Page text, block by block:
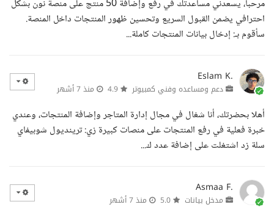
مرحبا، يسعدني مساعدتك في رفع وإضافة 50 منتج على منصة نون بشكل
احترافي يضمن القبول السريع وتحسين ظهور المنتجات داخل المنصة.
سأقوم بـ: إدخال بيانات المنتجات كاملة...
Eslam K.
دعم ومساعده وفني كمبيوتر منذ 7 أشهر
أهلا بحضرتك، أنا شغال في مجال إدارة المتاجر وإضافة المنتجات، وعندي
خبرة فعلية في رفع المنتجات على منصات كبيرة زي: ترينديول شوبيفاي
سلة زد اشتغلت على إضافة عدد ك...
Asmaa F.
مدخل بيانات منذ 7 أشهر